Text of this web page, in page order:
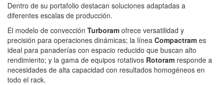
Dentro de su portafolio destacan soluciones adaptadas a
diferentes escalas de producción.
El modelo de convección Turboram ofrece versatilidad y
precisión para operaciones dinámicas; la línea Compactram es
ideal para panaderías con espacio reducido que buscan alto
rendimiento; y la gama de equipos rotativos Rotoram responde a
necesidades de alta capacidad con resultados homogéneos en
todo el rack.